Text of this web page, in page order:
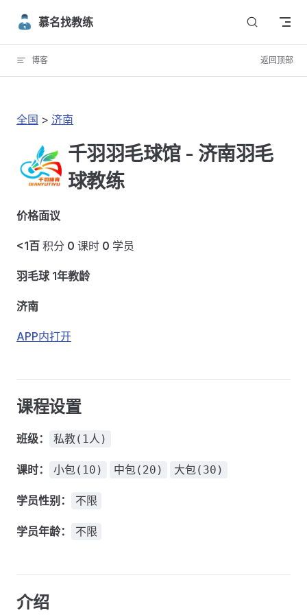
Skip to content
慕名找教练
博客 返回顶部
全国 > 济南
千羽羽毛球馆 - 济南羽毛
球教练
价格面议
<1百 积分 0 课时 0 学员
羽毛球 1年教龄
济南
APP内打开
课程设置
班级： 私教(1人)
课时： 小包(10) 中包(20) 大包(30)
学员性别： 不限
学员年龄： 不限
介绍